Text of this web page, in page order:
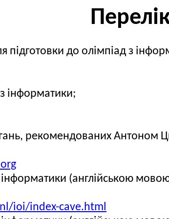
підготовки до олімпіад з
інформатики;
рекомендованих Антоном
(англійською
ioi/index-cave.html